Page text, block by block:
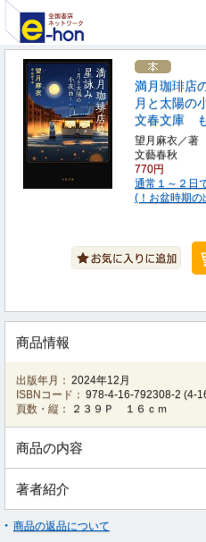
満月珈琲店
月と太陽の
文春文庫
望月麻衣／著
文藝春秋
770円
通常１～２日
(！お盆時期の
商品情報
出版年月： 2024年12月
ISBNコード： 978-4-16-792308-2 (4-
頁数・縦：
２３９Ｐ １６ｃｍ
商品の内容
著者紹介
商品の返品について